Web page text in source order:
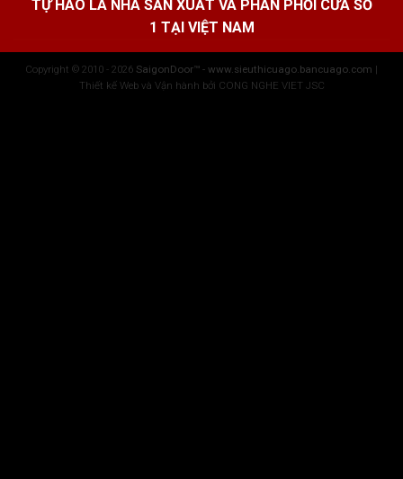
TỰ HÀO LÀ NHÀ SẢN XUẤT VÀ PHÂN PHỐI CỬA SỐ
1 TẠI VIỆT NAM
Copyright © 2010 - 2026 SaigonDoor™ - www.sieuthicuago.bancuago.com |
Thiết kế Web và Vận hành bởi CONG NGHE VIET JSC